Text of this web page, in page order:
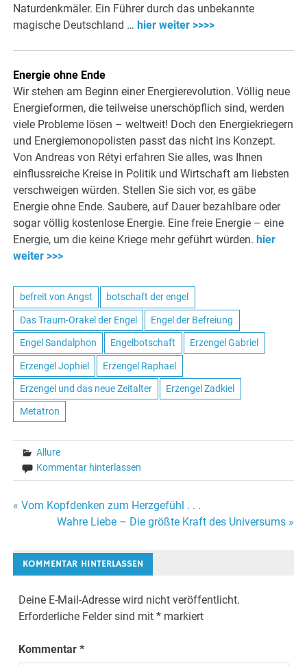
Naturdenkmäler. Ein Führer durch das unbekannte
magische Deutschland … hier weiter >>>>
Energie ohne Ende
Wir stehen am Beginn einer Energierevolution. Völlig neue
Energieformen, die teilweise unerschöpflich sind, werden
viele Probleme lösen – weltweit! Doch den Energiekriegern
und Energiemonopolisten passt das nicht ins Konzept.
Von Andreas von Rétyi erfahren Sie alles, was Ihnen
einflussreiche Kreise in Politik und Wirtschaft am liebsten
verschweigen würden. Stellen Sie sich vor, es gäbe
Energie ohne Ende. Saubere, auf Dauer bezahlbare oder
sogar völlig kostenlose Energie. Eine freie Energie – eine
Energie, um die keine Kriege mehr geführt würden. hier
weiter >>>
befreit von Angst botschaft der engel
Das Traum-Orakel der Engel Engel der Befreiung
Engel Sandalphon Engelbotschaft Erzengel Gabriel
Erzengel Jophiel Erzengel Raphael
Erzengel und das neue Zeitalter Erzengel Zadkiel
Metatron
Allure
Kommentar hinterlassen
Beitrags-
Navigation
« Vom Kopfdenken zum Herzgefühl . . .
Wahre Liebe – Die größte Kraft des Universums »
KOMMENTAR HINTERLASSEN
Deine E-Mail-Adresse wird nicht veröffentlicht.
Erforderliche Felder sind mit* markiert
Kommentar*